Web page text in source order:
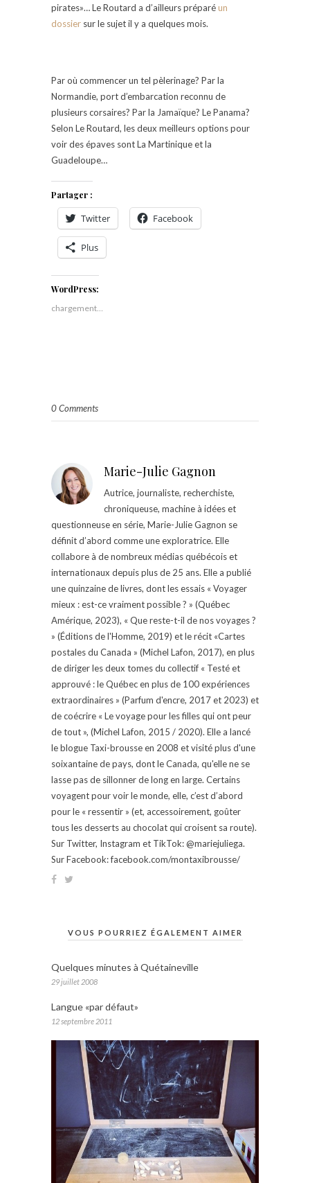
pirates»… Le Routard a d’ailleurs préparéun
dossier sur le sujet il y a quelques mois.
Par où commencer un tel pèlerinage? Par la
Normandie, port d’embarcation reconnu de
plusieurs corsaires? Par la Jamaïque? Le Panama?
Selon Le Routard, les deux meilleurs options pour
voir des épaves sont La Martinique et la
Guadeloupe…
Partager :
Twitter Facebook
Plus
WordPress:
chargement…
0 Comments
Marie-Julie Gagnon
Autrice, journaliste, recherchiste,
chroniqueuse, machine à idées et
questionneuse en série, Marie-Julie Gagnon se
définit d’abord comme une exploratrice. Elle
collabore à de nombreux médias québécois et
internationaux depuis plus de 25 ans. Elle a publié
une quinzaine de livres, dont les essais « Voyager
mieux : est-ce vraiment possible ? » (Québec
Amérique, 2023), « Que reste-t-il de nos voyages ?
» (Éditions de l'Homme, 2019) et le récit «Cartes
postales du Canada » (Michel Lafon, 2017), en plus
de diriger les deux tomes du collectif « Testé et
approuvé : le Québec en plus de 100 expériences
extraordinaires » (Parfum d'encre, 2017 et 2023) et
de coécrire « Le voyage pour les filles qui ont peur
de tout », (Michel Lafon, 2015 / 2020). Elle a lancé
le blogue Taxi-brousse en 2008 et visité plus d'une
soixantaine de pays, dont le Canada, qu'elle ne se
lasse pas de sillonner de long en large. Certains
voyagent pour voir le monde, elle, c’est d’abord
pour le « ressentir » (et, accessoirement, goûter
tous les desserts au chocolat qui croisent sa route).
Sur Twitter, Instagram et TikTok: @mariejuliega.
Sur Facebook: facebook.com/montaxibrousse/
VOUS POURRIEZ ÉGALEMENT AIMER
Quelques minutes à Quétaineville
29 juillet 2008
Langue «par défaut»
12 septembre 2011